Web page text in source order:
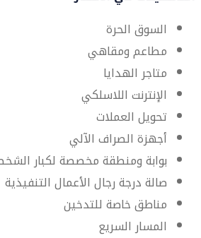
السوق الحرة
مطاعم ومقاهي
متاجر الهدايا
الإنترنت اللاسلكي
تحويل العملات
أجهزة الصراف الآلي
بوابة ومنطقة مخصصة لكبار
صالة درجة رجال الأعمال التنفيذية
مناطق خاصة للتدخين
المسار السريع